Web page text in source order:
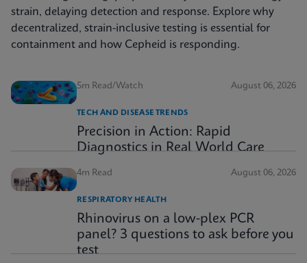
strain, delaying detection and response. Explore why
decentralized, strain-inclusive testing is essential for
containment and how Cepheid is responding.
5m Read/Watch August 06, 2026
TECH AND DISEASE TRENDS
Precision in Action: Rapid
Diagnostics in Real World Care
4m Read August 06, 2026
RESPIRATORY HEALTH
Rhinovirus on a low-plex PCR
panel? 3 questions to ask before you
test